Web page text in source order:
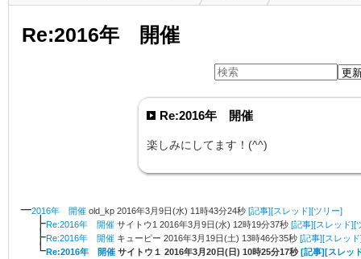
Re:2016年 開催
Re:2016年 開催
楽しみにしてます！(^^)
─2016年 開催 old_kp 2016年3月9日(水) 11時43分24秒 [記事][スレッド][ツリー]
├Re:2016年 開催 サイトウ1 2016年3月9日(水) 12時19分37秒 [記事][スレッド][
├Re:2016年 開催 キューピー 2016年3月 19日(土) 13時46分35秒 [記事][スレッ
└Re:2016年 開催 サイトウ１ 2016年3月20日(日) 10時25分17秒 [記事][スレッ